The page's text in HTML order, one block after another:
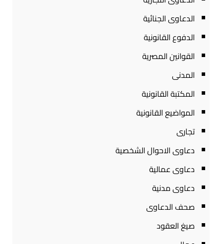
الدعاوى الجنائية
الدفوع القانونية
القوانين المصرية
المدنى
المكتبة القانونية
المواضيع القانونية
تجارى
دعاوى الاحوال الشخصية
دعاوى عمالية
دعاوى مدنية
صحف الدعاوى
صيغ العقود